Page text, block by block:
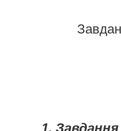
1.